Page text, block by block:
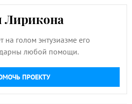
Лирикона
голом энтузиазме его
любой помощи.
ПРОЕКТУ